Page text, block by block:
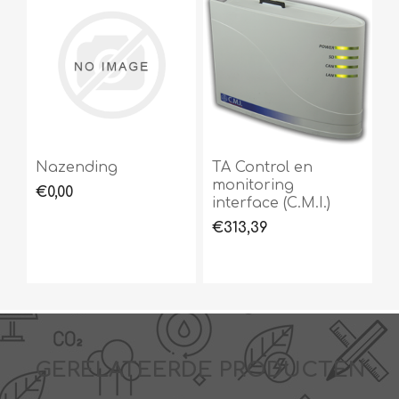
Nazending
€0,00
TA Control en
monitoring
interface (C.M.I.)
€313,39
GERELATEERDE PRODUCTEN